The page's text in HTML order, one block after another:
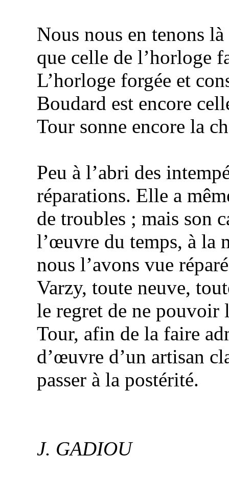
Nous nous en tenons
que celle de l’horloge
L’horloge forgée et
Boudard est encore
Tour sonne encore la
Peu à l’abri des
réparations. Elle a
de troubles ; mais son
l’œuvre du temps, à la
nous l’avons vue
Varzy, toute neuve,
le regret de ne pouvoir
Tour, afin de la faire
d’œuvre d’un artisan
passer à la postérité.
J. GADIOU